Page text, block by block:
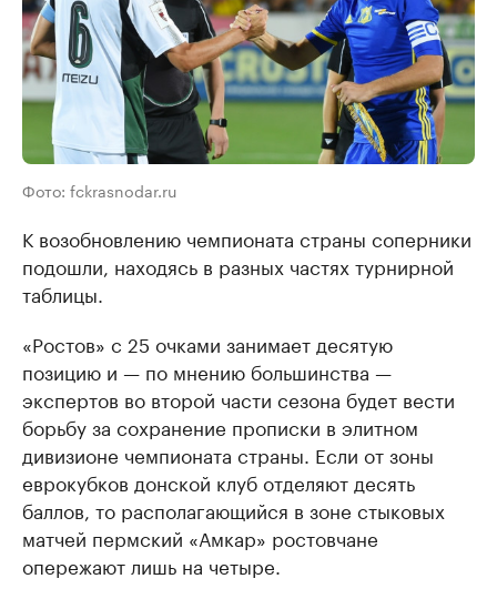
Фото: fckrasnodar.ru
К возобновлению чемпионата страны соперники
подошли, находясь в разных частях турнирной
таблицы.
«Ростов» с 25 очками занимает десятую
позицию и — по мнению большинства —
экспертов во второй части сезона будет вести
борьбу за сохранение прописки в элитном
дивизионе чемпионата страны. Если от зоны
еврокубков донской клуб отделяют десять
баллов, то располагающийся в зоне стыковых
матчей пермский «Амкар» ростовчане
опережают лишь на четыре.